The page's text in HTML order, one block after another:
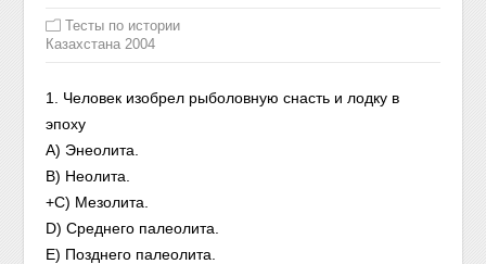
Тесты по истории
Казахстана 2004
1. Человек изобрел рыболовную снасть и лодку в
эпоху
A) Энеолита.
B) Неолита.
+C) Мезолита.
D) Среднего палеолита.
E) Позднего палеолита.